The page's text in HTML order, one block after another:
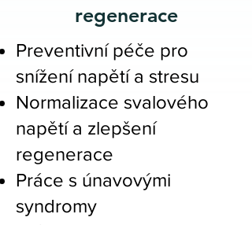
regenerace
Preventivní péče pro
snížení napětí a stresu
Normalizace svalového
napětí a zlepšení
regenerace
Práce s únavovými
syndromy